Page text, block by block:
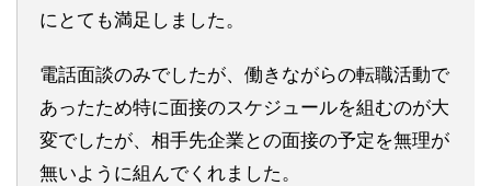
にとても満足しました。
電話面談のみでしたが、働きながらの転職活動で
あったため特に面接のスケジュールを組むのが大
変でしたが、相手先企業との面接の予定を無理が
無いように組んでくれました。